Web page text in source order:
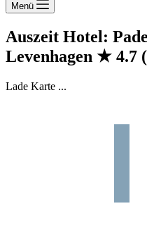
Menü
Auszeit Hotel:
Levenhagen ★ 4.7
Lade Karte ...